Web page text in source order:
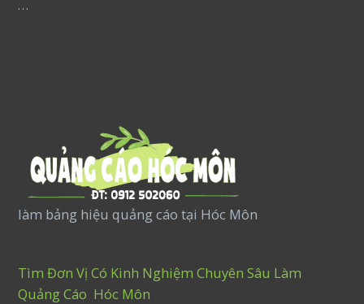
…
làm bảng hiệu quảng cáo tại Hóc Môn
Tìm Đơn Vị Có Kinh Nghiệm Chuyên Sâu Làm
Quảng Cáo Hóc Môn